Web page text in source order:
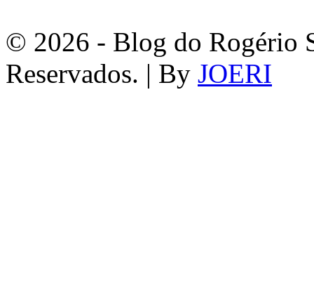
© 2026 - Blog do Rogério
Reservados. | By JOERI